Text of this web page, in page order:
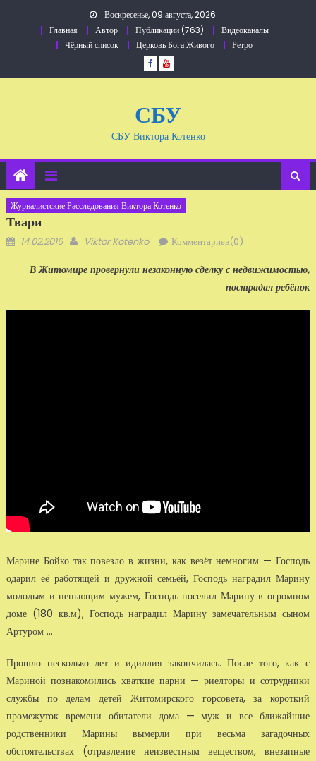
Воскресенье, 09 августа, 2026
Главная
Автор Публикации (763)
Видеоканалы
Чёрный список
Церковь Бога Живого Ретро
СБУ
СБУ Виктора Котенко
Журналистские Расследования Виктора Котенко
Твари
Добавлено
14.02.2016 Автор
Viktor Kotenko Комментариев(0)
В Житомире провернули незаконную сделку с недвижимостью,
пострадал ребёнок
Марине Бойко так повезло в жизни, как везёт немногим — Господь
одарил её работящей и дружной семьёй, Господь наградил Марину
молодым и непьющим мужем, Господь поселил Марину в огромном
доме (180 кв.м), Господь наградил Марину замечательным сыном
Артуром …
Прошло несколько лет и идиллия закончилась. После того, как с
Мариной познакомились хваткие парни — риелторы и сотрудники
службы по делам детей Житомирского горсовета, за короткий
промежуток времени обитатели дома — муж и все ближайшие
родственники Марины вымерли при весьма загадочных
обстоятельствах (отравление неизвестным веществом, внезапные